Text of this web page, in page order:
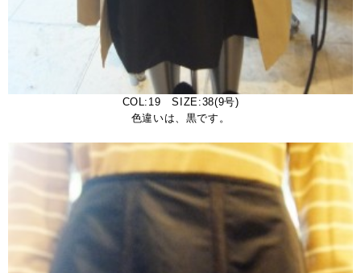
COL:19 SIZE:38(9号)
色違いは、黒です。